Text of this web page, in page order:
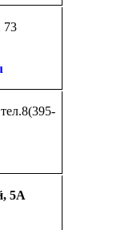
73
5А